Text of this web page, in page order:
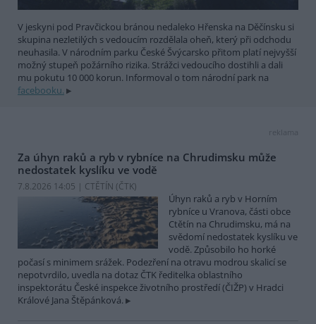
V jeskyni pod Pravčickou bránou nedaleko Hřenska na Děčínsku si
skupina nezletilých s vedoucím rozdělala oheň, který při odchodu
neuhasila. V národním parku České Švýcarsko přitom platí nejvyšší
možný stupeň požárního rizika. Strážci vedoucího dostihli a dali
mu pokutu 10 000 korun. Informoval o tom národní park na
facebooku.
reklama
Za úhyn raků a ryb v rybníce na Chrudimsku může
nedostatek kyslíku ve vodě
7.8.2026 14:05 | CTĚTÍN (ČTK)
Úhyn raků a ryb v Horním
rybníce u Vranova, části obce
Ctětín na Chrudimsku, má na
svědomí nedostatek kyslíku ve
vodě. Způsobilo ho horké
počasí s minimem srážek. Podezření na otravu modrou skalicí se
nepotvrdilo, uvedla na dotaz ČTK ředitelka oblastního
inspektorátu České inspekce životního prostředí (ČIŽP) v Hradci
Králové Jana Štěpánková.